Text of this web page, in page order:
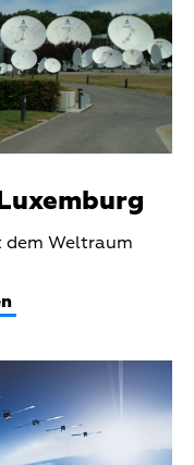
dem Weltraum